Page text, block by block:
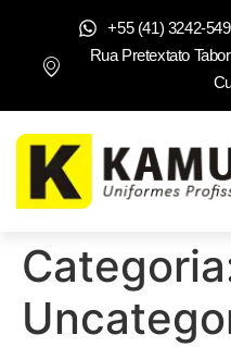
+55 (41) 3242-
Rua Pretextato